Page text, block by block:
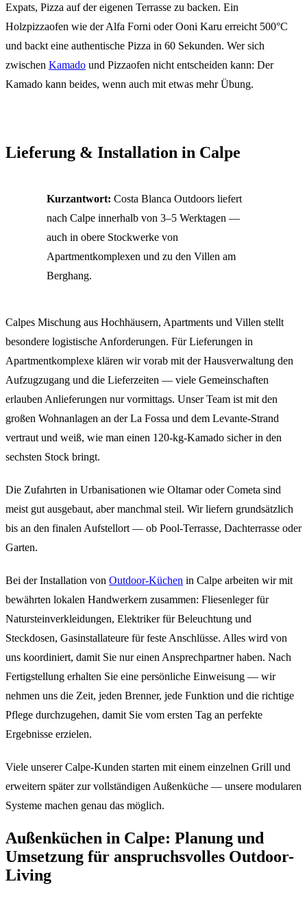
Expats, Pizza auf der eigenen Terrasse zu backen. Ein
Holzpizzaofen wie der Alfa Forni oder Ooni Karu erreicht 500°C
und backt eine authentische Pizza in 60 Sekunden. Wer sich
zwischen Kamado und Pizzaofen nicht entscheiden kann: Der
Kamado kann beides, wenn auch mit etwas mehr Übung.
Lieferung & Installation in Calpe
Kurzantwort: Costa Blanca Outdoors liefert
nach Calpe innerhalb von 3–5 Werktagen —
auch in obere Stockwerke von
Apartmentkomplexen und zu den Villen am
Berghang.
Calpes Mischung aus Hochhäusern, Apartments und Villen stellt
besondere logistische Anforderungen. Für Lieferungen in
Apartmentkomplexe klären wir vorab mit der Hausverwaltung den
Aufzugzugang und die Lieferzeiten — viele Gemeinschaften
erlauben Anlieferungen nur vormittags. Unser Team ist mit den
großen Wohnanlagen an der La Fossa und dem Levante-Strand
vertraut und weiß, wie man einen 120-kg-Kamado sicher in den
sechsten Stock bringt.
Die Zufahrten in Urbanisationen wie Oltamar oder Cometa sind
meist gut ausgebaut, aber manchmal steil. Wir liefern grundsätzlich
bis an den finalen Aufstellort — ob Pool-Terrasse, Dachterrasse oder
Garten.
Bei der Installation von Outdoor-Küchen in Calpe arbeiten wir mit
bewährten lokalen Handwerkern zusammen: Fliesenleger für
Natursteinverkleidungen, Elektriker für Beleuchtung und
Steckdosen, Gasinstallateure für feste Anschlüsse. Alles wird von
uns koordiniert, damit Sie nur einen Ansprechpartner haben. Nach
Fertigstellung erhalten Sie eine persönliche Einweisung — wir
nehmen uns die Zeit, jeden Brenner, jede Funktion und die richtige
Pflege durchzugehen, damit Sie vom ersten Tag an perfekte
Ergebnisse erzielen.
Viele unserer Calpe-Kunden starten mit einem einzelnen Grill und
erweitern später zur vollständigen Außenküche — unsere modularen
Systeme machen genau das möglich.
Außenküchen in Calpe: Planung und
Umsetzung für anspruchsvolles Outdoor-
Living